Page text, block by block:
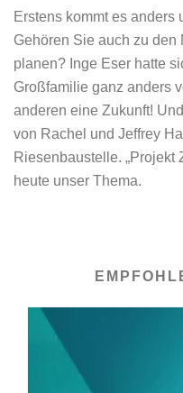
Erstens kommt es anders
Gehören Sie auch zu den
planen? Inge Eser hatte
Großfamilie ganz anders
anderen eine Zukunft!
von Rachel und Jeffrey
Riesenbaustelle. „Projekt
heute unser Thema.